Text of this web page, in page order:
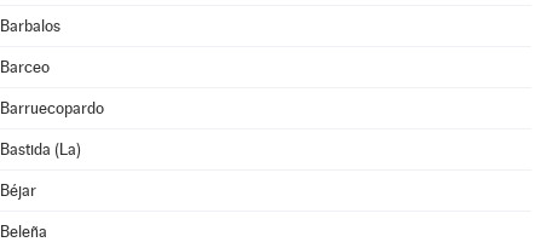
Barbalos
Barceo
Barruecopardo
Bastida (La)
Béjar
Beleña